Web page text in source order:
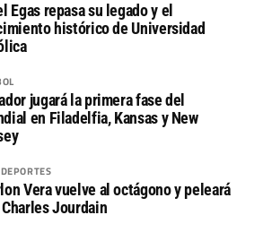
Egas repasa su legado y el
histórico de Universidad
jugará la primera fase del
en Filadelfia, Kansas y New
Vera vuelve al octágono y peleará
Jourdain